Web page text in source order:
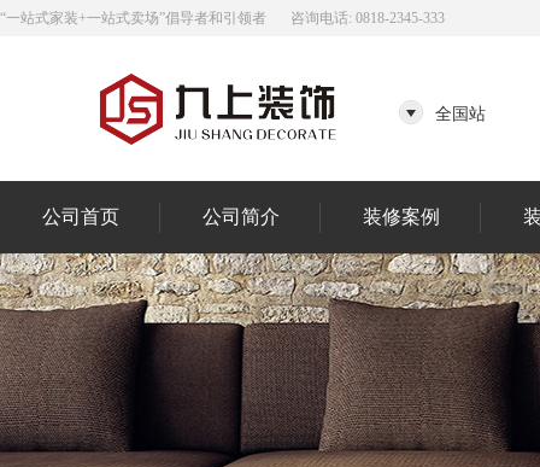
“一站式家装+一站式卖场”倡导者和引领者 咨询电话: 0818-2345-333
全国站
公司首页 公司简介 装修案例